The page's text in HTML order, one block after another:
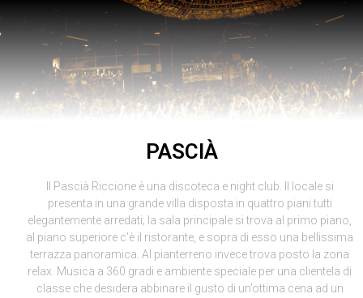
Riviera Ticket
I tuoi biglietti in riviera
PASCIÀ
Il Pascià Riccione è una discoteca e night club. Il locale si
presenta in una grande villa disposta in quattro piani tutti
elegantemente arredati; la sala principale si trova al primo piano,
al piano superiore c’è il ristorante, e sopra di esso una bellissima
terrazza panoramica. Al pianterreno invece trova posto la zona
relax. Musica a 360 gradi e ambiente speciale per una clientela di
classe che desidera abbinare il gusto di un’ottima cena ad un